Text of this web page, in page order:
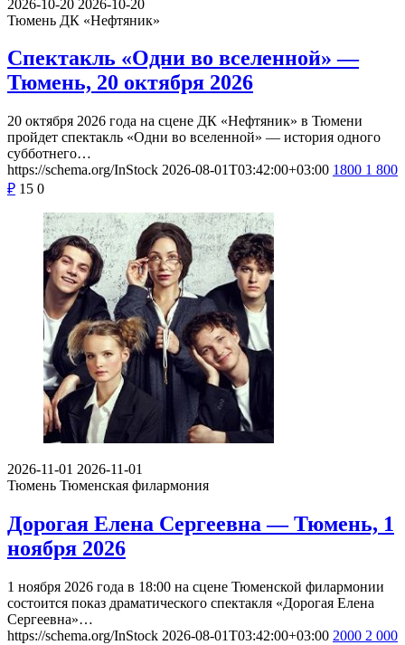
2026-10-20 2026-10-20
Тюмень ДК «Нефтяник»
Спектакль «Одни во вселенной» —
Тюмень, 20 октября 2026
20 октября 2026 года на сцене ДК «Нефтяник» в Тюмени
пройдет спектакль «Одни во вселенной» — история одного
субботнего…
https://schema.org/InStock 2026-08-01T03:42:00+03:00 1800 1 800
₽ 15 0
2026-11-01 2026-11-01
Тюмень Тюменская филармония
Дорогая Елена Сергеевна — Тюмень, 1
ноября 2026
1 ноября 2026 года в 18:00 на сцене Тюменской филармонии
состоится показ драматического спектакля «Дорогая Елена
Сергеевна»…
https://schema.org/InStock 2026-08-01T03:42:00+03:00 2000 2 000